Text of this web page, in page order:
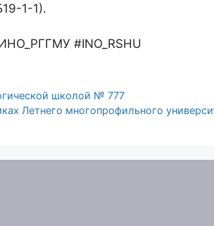
1-1).
#INO_RSHU
школой № 777
Летнего многопрофильного